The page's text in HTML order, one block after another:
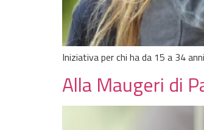
Iniziativa per chi ha da 15 a 34
Alla Maugeri di